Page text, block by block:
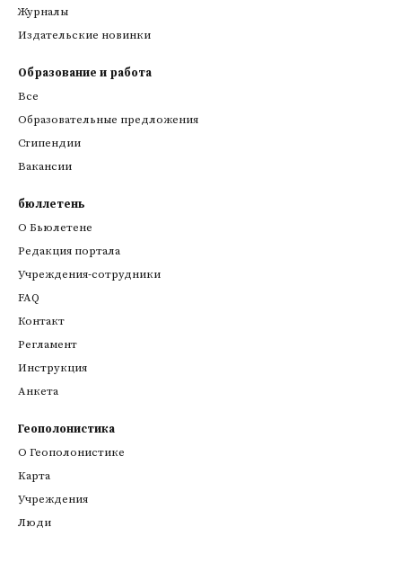
Журналы
Издательские новинки
Образование и работа
Все
Образовательные предложения
Стипендии
Вакансии
бюллетень
О Бьюлетене
Редакция портала
Учреждения-сотрудники
FAQ
Контакт
Регламент
Инструкция
Анкета
Геополонистика
О Геополонистике
Kарта
Учреждения
Люди